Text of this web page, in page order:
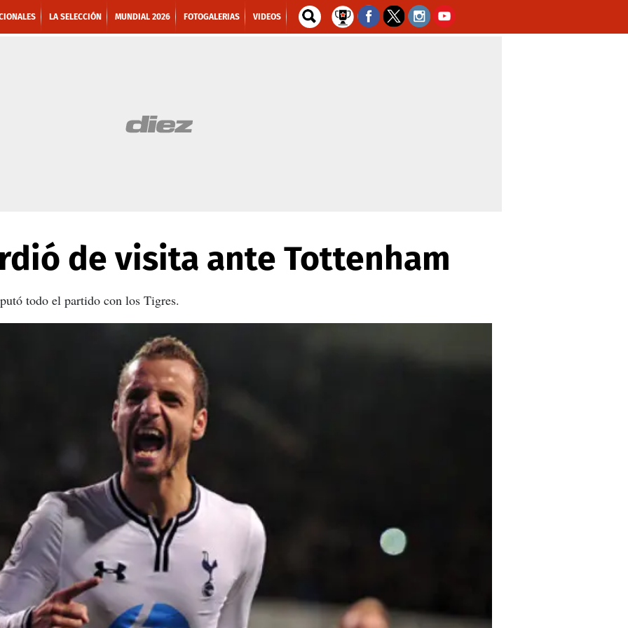
LA SELECCIÓN MUNDIAL 2026 FOTOGALERIAS VIDEOS
de visita ante Tottenham
todo el partido con los Tigres.